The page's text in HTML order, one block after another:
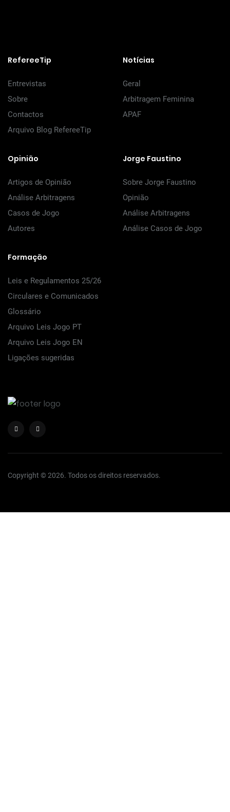
RefereeTip
Entrevistas
Sobre
Contactos
Arquivo Blog RefereeTip
Notícias
Geral
Arbitragem Feminina
APAF
Opinião
Artigos de Opinião
Análise Arbitragens
Casos de Jogo
Autores
Jorge Faustino
Sobre Jorge Faustino
Opinião
Análise Arbitragens
Análise Casos de Jogo
Formação
Leis e Regulamentos 25/26
Circulares e Comunicados
Glossário
Arquivo Leis Jogo PT
Arquivo Leis Jogo EN
Ligações sugeridas
Copyright © 2026. Todos os direitos reservados.